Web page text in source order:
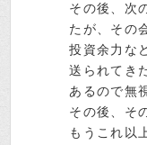
その後、次
たが、その
投資余力な
送られてき
あるので無
その後、そ
もうこれ以